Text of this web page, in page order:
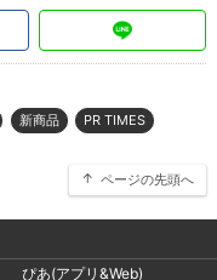
新商品 PR TIMES
ページの先頭へ
ぴあ(アプリ&Web)